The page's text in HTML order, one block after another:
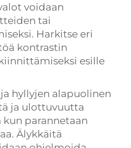
voidaan
tai
Harkitse eri
kontrastin
esille
hyllyjen alapuolinen
ja ulottuvuutta
parannetaan
Älykkäitä